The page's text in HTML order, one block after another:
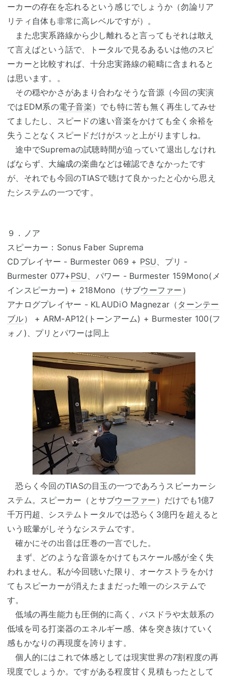
ーカーの存在を忘れるという感じでしょうか（勿論リア
リティ自体も非常に高レベルですが）。
また忠実系路線から少し離れると言ってもそれは敢え
て言えばという話で、トータルで見るあるいは他のスピ
ーカーと比較すれば、十分忠実路線の範疇に含まれると
は思います。。
その穏やかさがあまり合わなそうな音源（今回の実演
ではEDM系の電子音楽）でも特に苦も無く再生してみせ
てましたし、スピードの速い音楽をかけても全く余裕を
失うことなくスピードだけがスッと上がりますしね。
途中でSupremaの試聴時間が迫っていて退出しなけれ
ばならず、大編成の楽曲などは確認できなかったです
が、それでも今回のTIASで聴けて良かったと心から思え
たシステムの一つです。
９．ノア
スピーカー：Sonus Faber Suprema
CDプレイヤー - Burmester 069 + PSU、プリ -
Burmester 077+ PSU、パワー - Burmester 159Mono(メ
インスピーカー) + 218Mono（サブウーファー ）
アナログプレイヤー - KLAUDiO Magnezar（ ターンテー
ブル） + ARM-AP12(トーンアーム) + Burmester 100(フ
ォノ)、プリとパワーは同上
恐らく今回のTIASの目玉の一つであろうスピーカーシ
ステム。スピーカー（とサブウーファー ）だけでも1億7
千万円超、システムトータルでは恐らく3億円を超えると
いう眩暈がしそうなシステムです。
確かにその出音は圧巻の一言でした。
まず、どのような音源をかけてもスケール感が全く失
われません。私が今回聴いた限り、オーケストラをかけ
てもスピーカーが消えたままだった唯一のシステムで
す。
低域の再生能力も圧倒的に高く、バスドラや太鼓系の
低域を司る打楽器のエネルギー感、体を突き抜けていく
感もかなりの再現度を誇ります。
個人的にはこれで体感としては現実世界の7割程度の再
現度でしょうか。ですがある程度甘く見積もったとして